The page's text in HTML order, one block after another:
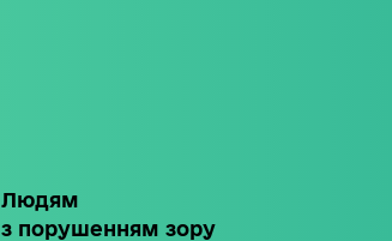
Людям
з порушенням зору